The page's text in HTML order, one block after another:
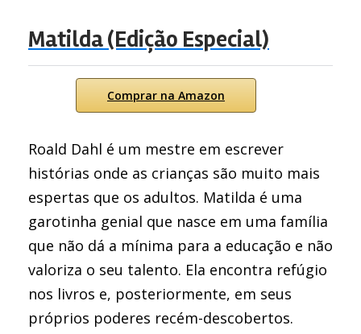
Matilda (Edição Especial)
Comprar na Amazon
Roald Dahl é um mestre em escrever
histórias onde as crianças são muito mais
espertas que os adultos. Matilda é uma
garotinha genial que nasce em uma família
que não dá a mínima para a educação e não
valoriza o seu talento. Ela encontra refúgio
nos livros e, posteriormente, em seus
próprios poderes recém-descobertos.